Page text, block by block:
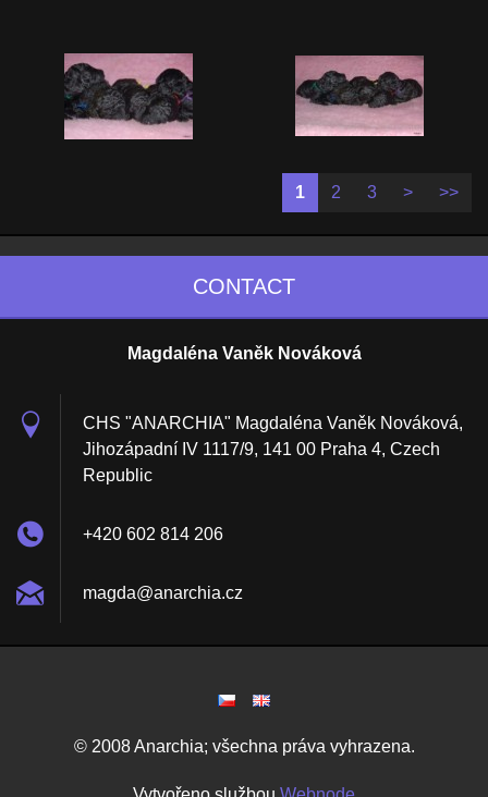
1 2 3 > >>
CONTACT
Magdaléna Vaněk Nováková
CHS "ANARCHIA" Magdaléna Vaněk Nováková,
Jihozápadní IV 1117/9, 141 00 Praha 4, Czech
Republic
+420 602 814 206
magda@anarchia.cz
© 2008 Anarchia; všechna práva vyhrazena.